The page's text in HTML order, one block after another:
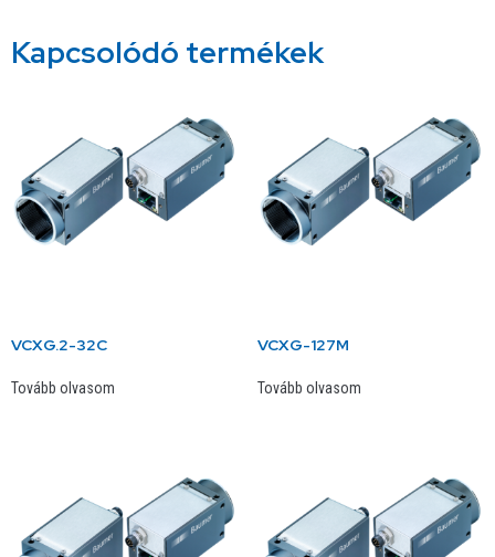
Kapcsolódó termékek
VCXG.2-32C
Tovább olvasom
VCXG-127M
Tovább olvasom